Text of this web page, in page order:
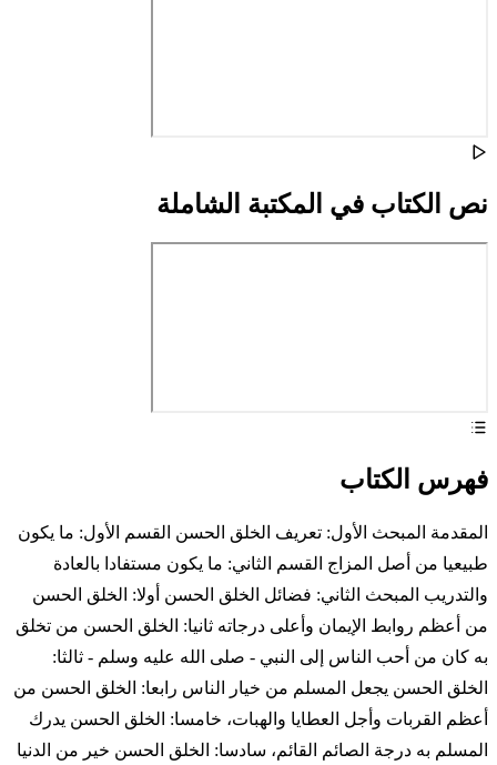
نص الكتاب في المكتبة الشاملة
فهرس الكتاب
المقدمة المبحث الأول: تعريف الخلق الحسن القسم الأول: ما يكون
طبيعيا من أصل المزاج القسم الثاني: ما يكون مستفادا بالعادة
والتدريب المبحث الثاني: فضائل الخلق الحسن أولا: الخلق الحسن
من أعظم روابط الإيمان وأعلى درجاته ثانيا: الخلق الحسن من تخلق
به كان من أحب الناس إلى النبي - صلى الله عليه وسلم - ثالثا:
الخلق الحسن يجعل المسلم من خيار الناس رابعا: الخلق الحسن من
أعظم القربات وأجل العطايا والهبات، خامسا: الخلق الحسن يدرك
المسلم به درجة الصائم القائم، سادسا: الخلق الحسن خير من الدنيا